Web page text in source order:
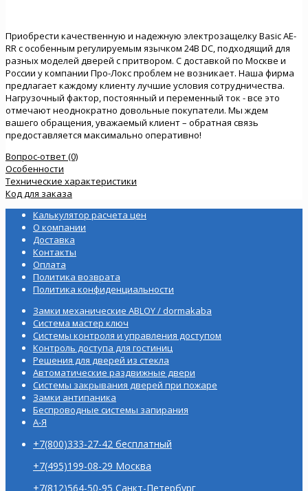
Приобрести качественную и надежную электрозащелку Basic AE-
RR с особенным регулируемым язычком 24В DC, подходящий для
разных моделей дверей с притвором. С доставкой по Москве и
России у компании Про-Локс проблем не возникает. Наша фирма
предлагает каждому клиенту лучшие условия сотрудничества.
Нагрузочный фактор, постоянный и переменный ток - все это
отмечают неоднократно довольные покупатели. Мы ждем
вашего обращения, уважаемый клиент – обратная связь
предоставляется максимально оперативно!
Вопрос-ответ (0)
Особенности
Технические характеристики
Код для заказа
Калькулятор расчета цен
О компании
Доставка
Контакты
Оплата
Политика возврата
Политика конфиденциальности
Замки механические ABLOY / dormakaba
Система мастер ключ
Системы контроля и управления доступом
Контроль доступа для гостиниц
Решения для дверей из стекла
Автоматические раздвижные двери
Системы закрывания дверей при пожаре
Замки антипаника
Беспроводные системы запирания
А-Я
+7(800)333-27-42 бесплатный
+7(495)199-08-29 Москва
+7(812)564-50-95 Санкт-Петербург